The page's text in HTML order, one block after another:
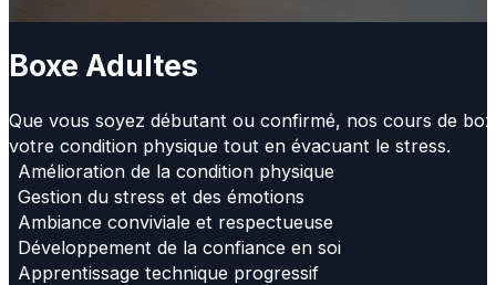
Boxe Adultes
Que vous soyez débutant ou confirmé, nos cours de
votre condition physique tout en évacuant le stress.
Amélioration de la condition physique
Gestion du stress et des émotions
Ambiance conviviale et respectueuse
Développement de la confiance en soi
Apprentissage technique progressif